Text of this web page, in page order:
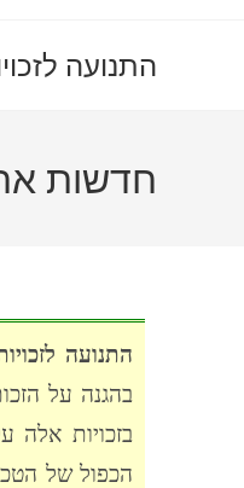
התנועה
חדשות
התנועה
בהגנה על
בזכויות אלה
הכפול של